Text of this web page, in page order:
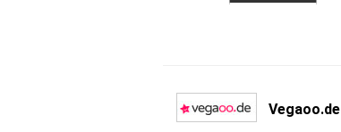
Vegaoo.de